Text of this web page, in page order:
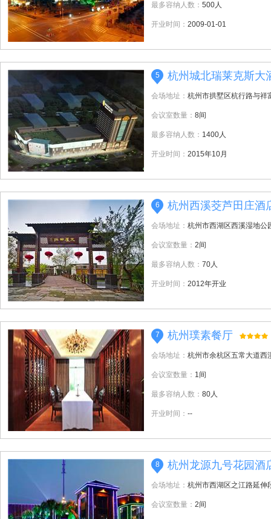
最多容纳人数： 500人
开业时间： 2009-01-01
5 杭州城北瑞莱克斯大
会场地址： 杭州市拱墅区杭行路与祥
会议室数量： 8间
最多容纳人数： 1400人
开业时间： 2015年10月
6 杭州西溪茭芦田庄酒
会场地址： 杭州市西湖区西溪湿地公
会议室数量： 2间
最多容纳人数： 70人
开业时间： 2012年开业
7 杭州璞素餐厅
会场地址： 杭州市余杭区五常大道西
会议室数量： 1间
最多容纳人数： 80人
开业时间： --
8 杭州龙源九号花园酒
会场地址： 杭州市西湖区之江路延伸
会议室数量： 2间